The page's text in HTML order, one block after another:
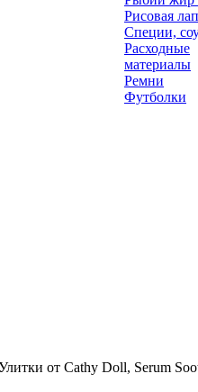
Рисовая
Специи,
Расходные
материалы
Ремни
Футболки
от Cathy Doll, Serum